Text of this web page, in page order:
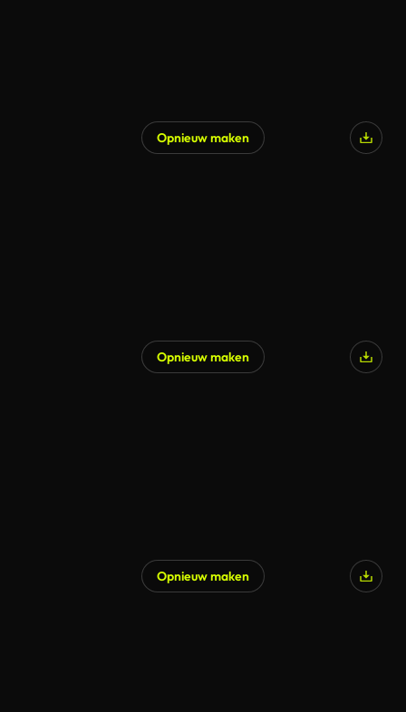
Opnieuw maken
Opnieuw maken
Opnieuw maken